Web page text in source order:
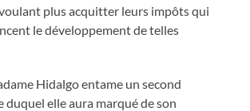
plus acquitter leurs impôts qui
le développement de telles
Hidalgo entame un second
duquel elle aura marqué de son